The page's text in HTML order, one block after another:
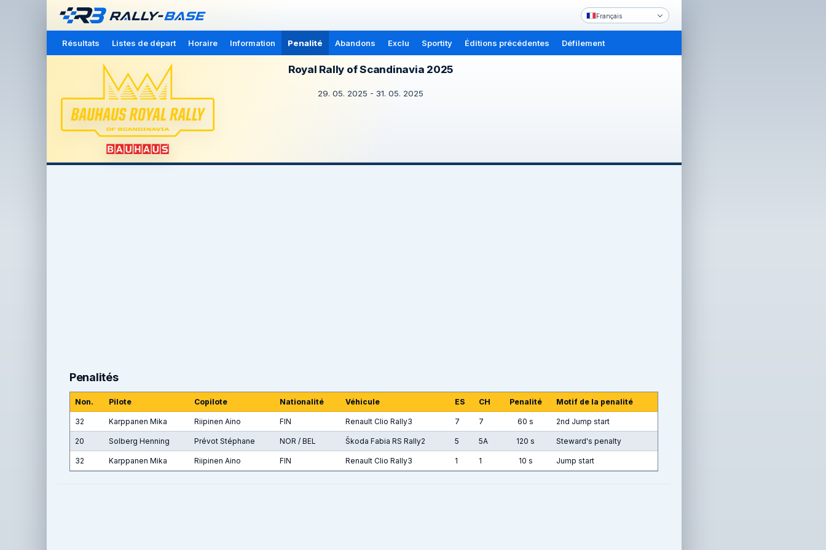
Français
Résultats Listes de départ Horaire Information Penalité Abandons Exclu Sportity Éditions précédentes Défilement
Royal Rally of Scandinavia 2025
29. 05. 2025 - 31. 05. 2025
Penalités
Non. Pilote Copilote Nationalité Véhicule ES CH Penalité Motif de la penalité
32 Karppanen Mika Riipinen Aino FIN Renault Clio Rally3 7 7 60 s 2nd Jump start
20 Solberg Henning Prévot Stéphane NOR / BEL Škoda Fabia RS Rally2 5 5A 120 s Steward's penalty
32 Karppanen Mika Riipinen Aino FIN Renault Clio Rally3 1 1 10 s Jump start